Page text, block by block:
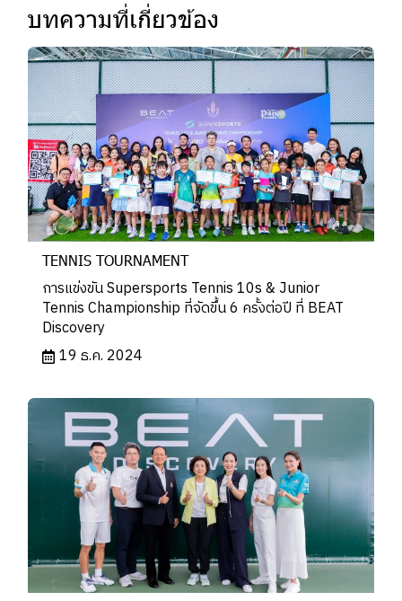
บทความที่เกี่ยวข้อง
TENNIS TOURNAMENT
การแข่งขัน Supersports Tennis 10s & Junior
Tennis Championship ที่จัดขึ้น 6 ครั้งต่อปี ที่ BEAT
Discovery
19 ธ.ค. 2024